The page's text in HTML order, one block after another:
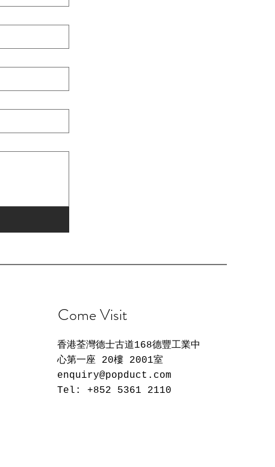
Come Visit
香港荃灣德士古道168德豐工業中
心第一座 20樓 2001室
enquiry@popduct.com
Tel: +852 5361 2110